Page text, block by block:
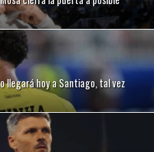
llegará hoy a Santiago, tal vez